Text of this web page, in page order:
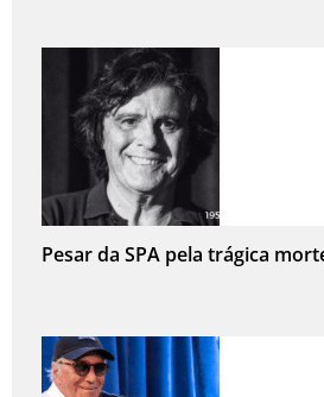
Pesar da SPA pela trágica